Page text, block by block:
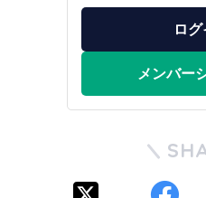
ロ
メンバー